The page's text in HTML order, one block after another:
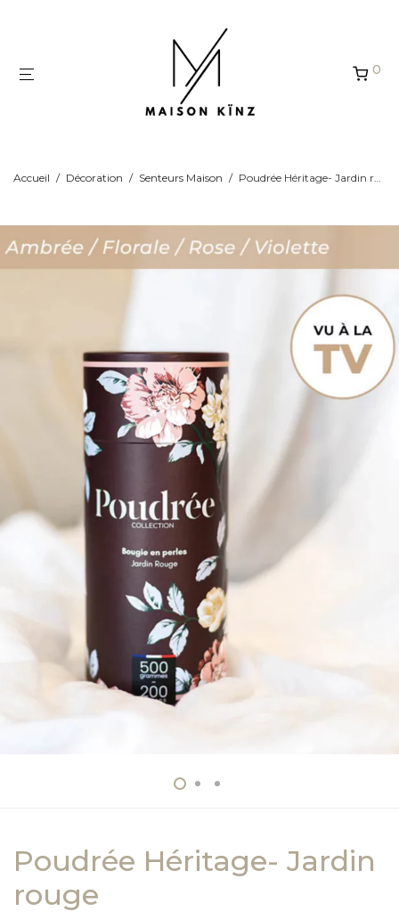
0
Accueil / Décoration / Senteurs Maison / Poudrée Héritage- Jardin rouge
Poudrée Héritage- Jardin
rouge